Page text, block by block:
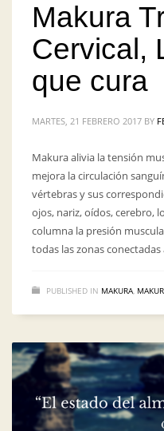
Makura
Cervical,
que cura
MARTES, 21 FEBRERO 2017 BY
Makura alivia la tensión
mejora la circulación
vértebras y sus
ojos, nariz, oídos, cerebro,
columna la presión
todas las zonas
PUBLISHED IN MAKURA,